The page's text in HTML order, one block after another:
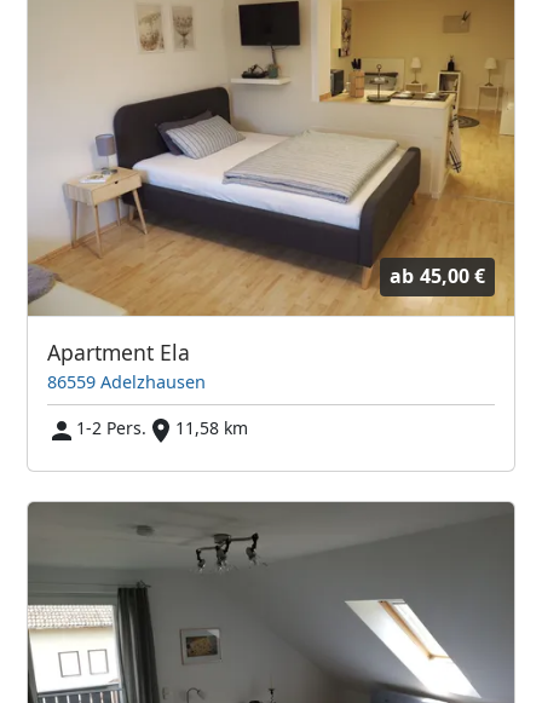
ab 45,00 €
Apartment Ela
86559 Adelzhausen
1-2 Pers.
11,58 km